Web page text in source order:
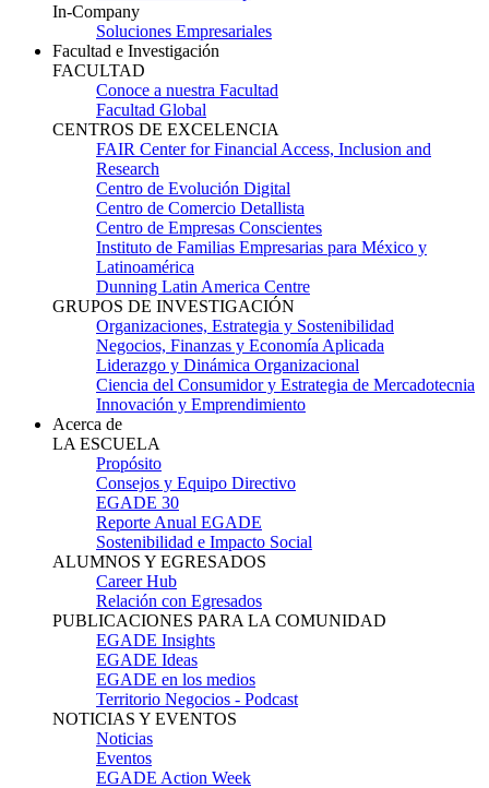
In-Company
Soluciones Empresariales
Facultad e Investigación
FACULTAD
Conoce a nuestra Facultad
Facultad Global
CENTROS DE EXCELENCIA
FAIR Center for Financial Access, Inclusion and
Research
Centro de Evolución Digital
Centro de Comercio Detallista
Centro de Empresas Conscientes
Instituto de Familias Empresarias para México y
Latinoamérica
Dunning Latin America Centre
GRUPOS DE INVESTIGACIÓN
Organizaciones, Estrategia y Sostenibilidad
Negocios, Finanzas y Economía Aplicada
Liderazgo y Dinámica Organizacional
Ciencia del Consumidor y Estrategia de Mercadotecnia
Innovación y Emprendimiento
Acerca de
LA ESCUELA
Propósito
Consejos y Equipo Directivo
EGADE 30
Reporte Anual EGADE
Sostenibilidad e Impacto Social
ALUMNOS Y EGRESADOS
Career Hub
Relación con Egresados
PUBLICACIONES PARA LA COMUNIDAD
EGADE Insights
EGADE Ideas
EGADE en los medios
Territorio Negocios - Podcast
NOTICIAS Y EVENTOS
Noticias
Eventos
EGADE Action Week